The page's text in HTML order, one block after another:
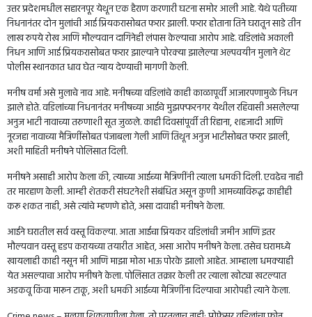
उत्तर प्रदेशमधील सहारनपूर येथून एक हैराण करणारी घटना समोर आली आहे. येथे पतीच्या
निधनानंतर दोन मुलांची आई प्रियकरासोबत फरार झाली. फरार होताना तिने घरातून साडे तीन
लाख रुपये रोख आणि मौल्यवान दागिनेही लंपास केल्याचा आरोप आहे. वडिलांचे अकाली
निधन आणि आई प्रियकरासोबत फरार झाल्याने पोरक्या झालेल्या अल्पवयीन मुलाने थेट
पोलीस स्थानकात धाव घेत न्याय देण्याची मागणी केली.
मनीष वर्मा असे मुलाचे नाव आहे. मनीषच्या वडिलांचे काही काळापूर्वी आजारपणामुळे निधन
झाले होते. वडिलांच्या निधनानंतर मनीषच्या आईचे मुझफ्फरनगर येथील रहिवासी असलेल्या
अनुज भाटी नावाच्या तरुणाशी सूत जुळले. काही दिवसांपूर्वी ती रिहाना, शहजादी आणि
नूरजहा नावाच्या मैत्रिणींसोबत पंजाबला गेली आणि तिथून अनुज भाटीसोबत फरार झाली,
अशी माहिती मनीषने पोलिसात दिली.
मनीषने असाही आरोप केला की, त्याच्या आईच्या मैत्रिणींनी त्याला धमकी दिली. एवढेच नाही
तर मारहाण केली. आम्ही शेतकरी संघटनेशी संबंधित असून कुणी आमच्याविरुद्ध काहीही
करू शकत नाही, असे त्यांचे म्हणणे होते, असा दावाही मनीषने केला.
आईने घरातील सर्व वस्तू विकल्या. आता आईचा प्रियकर वडिलांची जमीन आणि इतर
मौल्यवान वस्तू हडप करायच्या तयारीत आहेत, असा आरोप मनीषने केला. तसेच घरामध्ये
खायलाही काही नसून मी आणि माझा मोठा भाऊ पोरके झालो आहेत. आम्हाला धमक्याही
येत असल्याचा आरोप मनीषने केला. पोलिसात तक्रार केली तर त्याला खोट्या खटल्यात
अडकवू किंवा मारून टाकू, अशी धमकी आईच्या मैत्रिणींना दिल्याचा आरोपही त्याने केला.